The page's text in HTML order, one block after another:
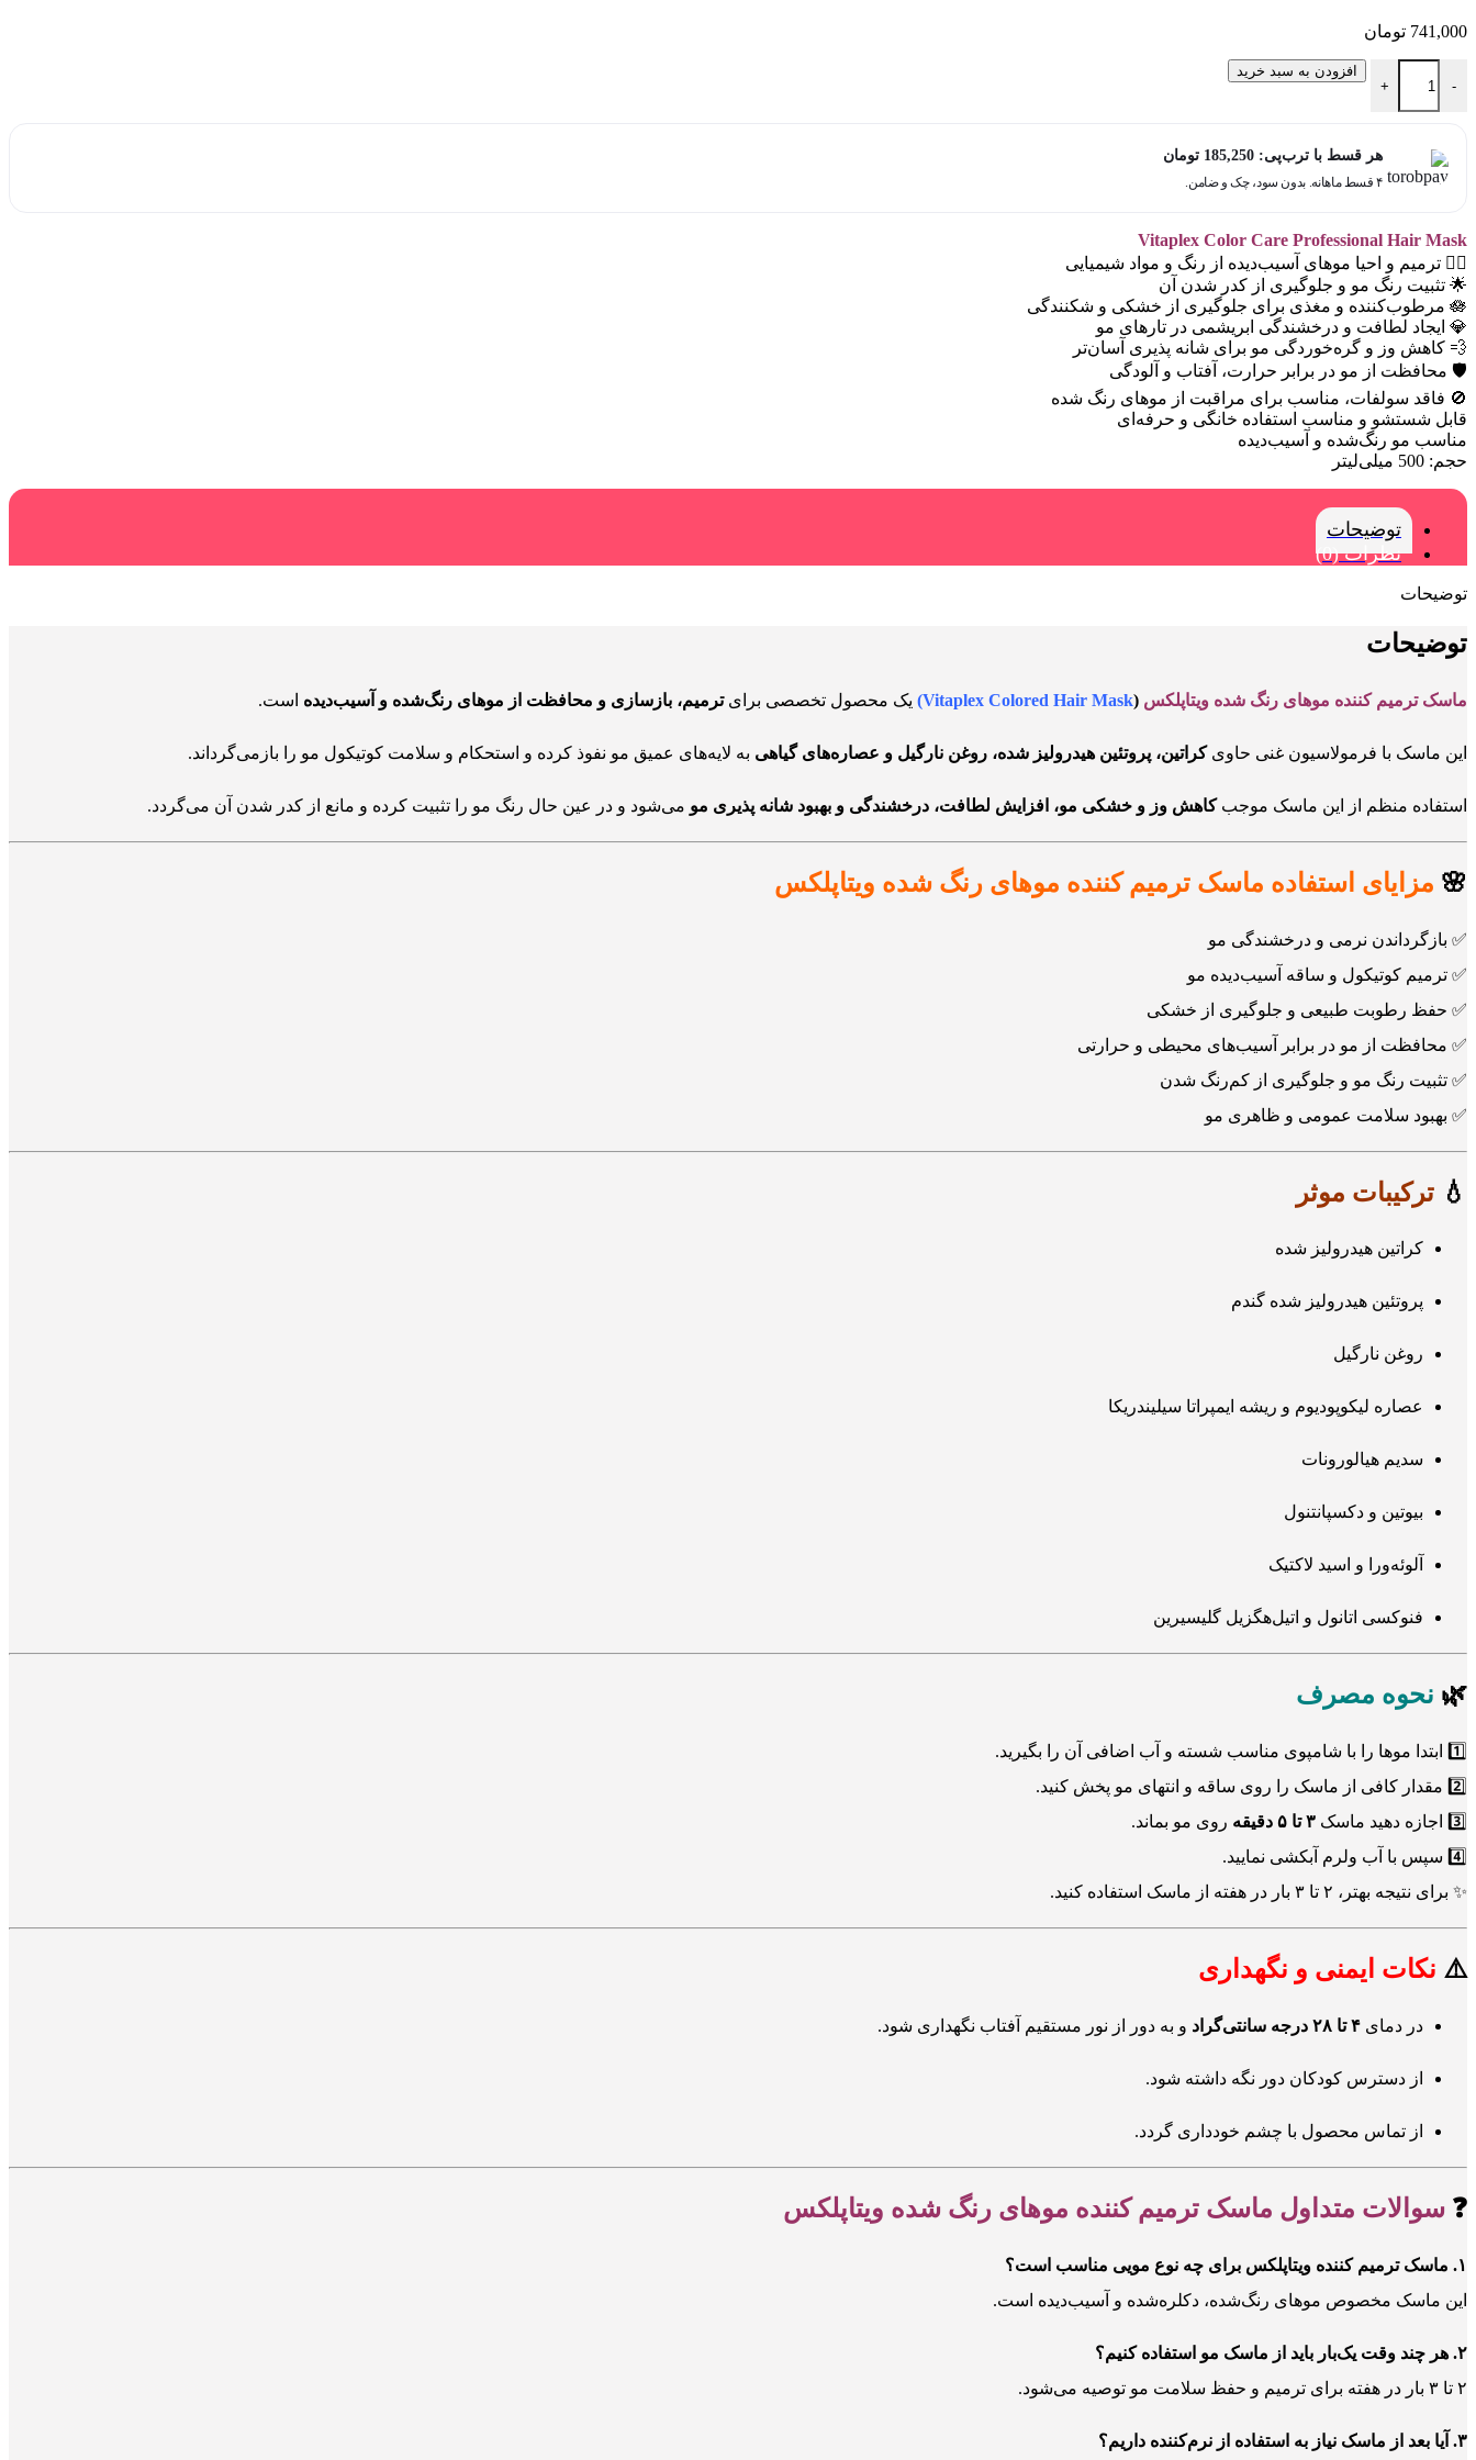
741,000 تومان
-
ماسک مو ویتاپلکس موی رنگ شده 500 میلی گرم عدد
+
افزودن به سبد خرید
هر قسط با ترب‌پی: 185,250 تومان
۴ قسط ماهانه. بدون سود، چک و ضامن.
Vitaplex Color Care Professional Hair Mask
💆‍♀️ ترمیم و احیا موهای آسیب‌دیده از رنگ و مواد شیمیایی
🌟 تثبیت رنگ مو و جلوگیری از کدر شدن آن
🪷 مرطوب‌کننده و مغذی برای جلوگیری از خشکی و شکنندگی
💎 ایجاد لطافت و درخشندگی ابریشمی در تارهای مو
💨 کاهش وز و گره‌خوردگی مو برای شانه ‌پذیری آسان‌تر
🛡 محافظت از مو در برابر حرارت، آفتاب و آلودگی
🚫 فاقد سولفات، مناسب برای مراقبت از موهای رنگ ‌شده
قابل شستشو و مناسب استفاده خانگی و حرفه‌ای
مناسب مو رنگ‌شده و آسیب‌دیده
حجم: 500 میلی‌لیتر
توضیحات
نظرات (0)
توضیحات
توضیحات
ماسک ترمیم کننده موهای رنگ شده ویتاپلکس (
Vitaplex Colored Hair Mask) یک محصول تخصصی برایترمیم، بازسازی و محافظت از موهای رنگ‌شده و آسیب‌دیده است.
این ماسک با فرمولاسیون غنی حاویکراتین، پروتئین هیدرولیز شده، روغن نارگیل و عصاره‌های گیاهی به لایه‌های عمیق مو نفوذ کرده و استحکام و سلامت کوتیکول مو را بازمی‌گرداند.
استفاده منظم از این ماسک موجبکاهش وز و خشکی مو، افزایش لطافت، درخشندگی و بهبود شانه پذیری مو می‌شود و در عین حال رنگ مو را تثبیت کرده و مانع از کدر شدن آن می‌گردد.
🌸 مزایای استفاده ماسک ترمیم کننده موهای رنگ شده ویتاپلکس
✅ بازگرداندن نرمی و درخشندگی مو
✅ ترمیم کوتیکول و ساقه آسیب‌دیده مو
✅ حفظ رطوبت طبیعی و جلوگیری از خشکی
✅ محافظت از مو در برابر آسیب‌های محیطی و حرارتی
✅ تثبیت رنگ مو و جلوگیری از کم‌رنگ شدن
✅ بهبود سلامت عمومی و ظاهری مو
💧 ترکیبات موثر
کراتین هیدرولیز شده
پروتئین هیدرولیز شده گندم
روغن نارگیل
عصاره لیکوپودیوم و ریشه ایمپراتا سیلیندریکا
سدیم هیالورونات
بیوتین و دکسپانتنول
آلوئه‌ورا و اسید لاکتیک
فنوکسی اتانول و اتیل‌هگزیل گلیسیرین
🌿 نحوه مصرف
1️⃣ ابتدا موها را با شامپوی مناسب شسته و آب اضافی آن را بگیرید.
2️⃣ مقدار کافی از ماسک را روی ساقه و انتهای مو پخش کنید.
3️⃣ اجازه دهید ماسک
۳ تا ۵ دقیقه
روی مو بماند.
4️⃣ سپس با آب ولرم آبکشی نمایید.
✨ برای نتیجه بهتر، ۲ تا ۳ بار در هفته از ماسک استفاده کنید.
⚠️ نکات ایمنی و نگهداری
در دمای ۴ تا ۲۸ درجه سانتی‌گراد و به دور از نور مستقیم آفتاب نگهداری شود.
از دسترس کودکان دور نگه داشته شود.
از تماس محصول با چشم خودداری گردد.
❓ سوالات متداول ماسک ترمیم کننده موهای رنگ شده ویتاپلکس
۱. ماسک ترمیم کننده ویتاپلکس برای چه نوع مویی مناسب است؟
این ماسک مخصوص موهای رنگ‌شده، دکلره‌شده و آسیب‌دیده است.
۲. هر چند وقت یک‌بار باید از ماسک مو استفاده کنیم؟
۲ تا ۳ بار در هفته برای ترمیم و حفظ سلامت مو توصیه می‌شود.
۳. آیا بعد از ماسک نیاز به استفاده از نرم‌کننده داریم؟